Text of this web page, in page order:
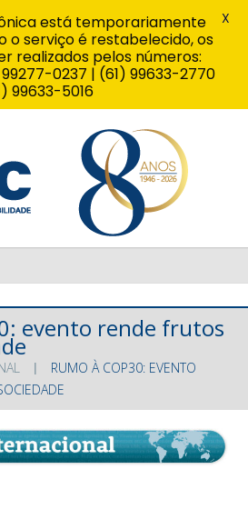
evento rende frutos
RUMO À COP30: EVENTO
está temporariamente
o serviço é restabelecido, os
realizados pelos números:
99277-0237 | (61) 99633-2770
99633-5016
X